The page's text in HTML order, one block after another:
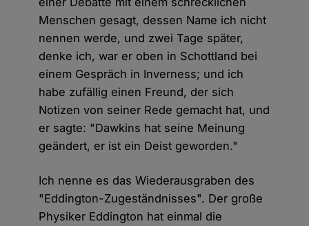
Menschen gesagt, dessen Name ich nicht
nennen werde, und zwei Tage später,
denke ich, war er oben in Schottland bei
einem Gespräch in Inverness; und ich
habe zufällig einen Freund, der sich
Notizen von seiner Rede gemacht hat, und
er sagte: "Dawkins hat seine Meinung
geändert, er ist ein Deist geworden."
Ich nenne es das Wiederausgraben des
"Eddington-Zugeständnisses". Der große
Physiker Eddington hat einmal die